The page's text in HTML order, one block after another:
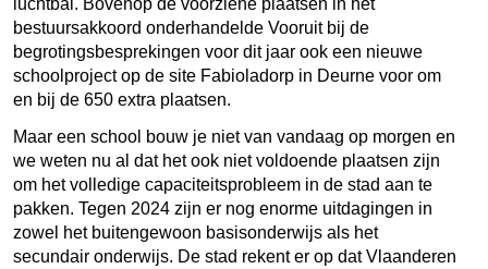
bestuursakkoord onderhandelde Vooruit bij de
begrotingsbesprekingen voor dit jaar ook een nieuwe
schoolproject op de site Fabioladorp in Deurne voor om
en bij de 650 extra plaatsen.
Maar een school bouw je niet van vandaag op morgen en
we weten nu al dat het ook niet voldoende plaatsen zijn
om het volledige capaciteitsprobleem in de stad aan te
pakken. Tegen 2024 zijn er nog enorme uitdagingen in
zowel het buitengewoon basisonderwijs als het
secundair onderwijs. De stad rekent er op dat Vlaanderen